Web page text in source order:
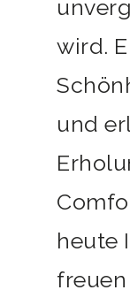
wird.
und
heute